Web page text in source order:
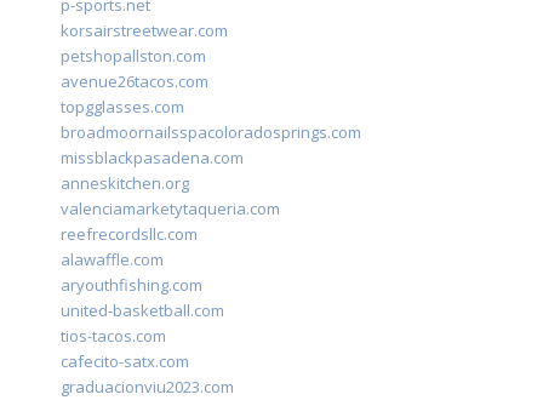
p-sports.net
korsairstreetwear.com
petshopallston.com
avenue26tacos.com
topgglasses.com
broadmoornailsspacoloradosprings.com
missblackpasadena.com
anneskitchen.org
valenciamarketytaqueria.com
reefrecordsllc.com
alawaffle.com
aryouthfishing.com
united-basketball.com
tios-tacos.com
cafecito-satx.com
graduacionviu2023.com